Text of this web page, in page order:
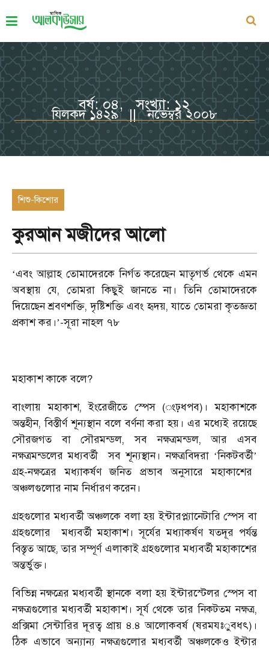
বর্ষ: ০৪, সংখ্যা: ১২
যিলকদ ১৪২৯ || নভেম্বর ২০০৮
শিশু-কিশোর
কুরআন মজীদের আলো
‘এবং আল্লাহ তোমাদেরকে নির্গত করেছেন মাতৃগর্ভ থেকে এমন
অবস্থায় যে, তোমরা কিছুই জানতে না। তিনি তোমাদেরকে
দিয়েছেন শ্রবণশক্তি, দৃষ্টিশক্তি এবং হৃদয়, যাতে তোমরা কৃতজ্ঞতা
প্রকাশ কর।’-সূরা নাহল ৭৮
মহাকাশ কাকে বলে?
বাংলায় মহাকাশ, ইংরেজীতে স্পেস (ংঢ়ধপব)। মহাকাশকে
অন্তহীন, বিস্তীর্ণ শূন্যস্থান বলে বর্ণনা করা হয়। এর মধ্যেই রয়েছে
সৌরজগত বা সৌরমন্ডল, সব নক্ষত্রমন্ডল, আর এসব
নক্ষত্রমন্ডলের মধ্যবর্তী
সব শূন্যস্থান। নক্ষত্রবিদরা ‘নিকটবর্তী’
গ্রহ-নক্ষত্রের মধ্যাকর্ষণ জনিত প্রভাব অনুসারে মহাকাশের
অঞ্চলগুলোর নাম নির্ধারণ করেন।
গ্রহগুলোর মধ্যবর্তী অঞ্চলকে বলা হয় ইন্টারপ্ল্যানেটারি স্পেস বা
গ্রহগুলোর
মধ্যবর্তী মহাকাশ। সূর্যের মধ্যাকর্ষণ যতদূর পর্যন্ত
বিস্তৃত আছে, তার সম্পূর্ণ এলাকাই গ্রহগুলোর মধ্যবর্তী মহাকাশের
অন্তর্ভুক্ত।
বিভিন্ন নক্ষত্রের মধ্যবর্তী স্থানকে বলা হয় ইন্টারস্টেলর স্পেস বা
নক্ষত্রগুলোর মধ্যবর্তী মহাকাশ। সূর্য থেকে তার নিকটতম নক্ষত্র,
প্রক্সিমা সেন্টারির দূরত্ব প্রায় ৪.৪ আলোকবর্ষ (ষরমযঃুবধৎ)।
ঠিক এভাবে অন্যান্য নক্ষত্রগুলোর মধ্যবর্তী অঞ্চলকেও ইন্টার